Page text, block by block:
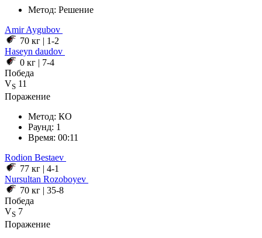
Метод: Решение
Amir Aygubov
70 кг | 1-2
Haseyn daudov
0 кг | 7-4
Победа
VS 11
Поражение
Метод: КО
Раунд: 1
Время: 00:11
Rodion Bestaev
77 кг | 4-1
Nursultan Rozoboyev
70 кг | 35-8
Победа
VS 7
Поражение